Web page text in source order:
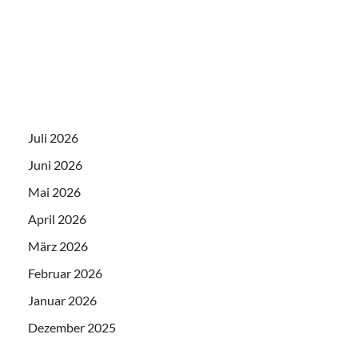
Juli 2026
Juni 2026
Mai 2026
April 2026
März 2026
Februar 2026
Januar 2026
Dezember 2025